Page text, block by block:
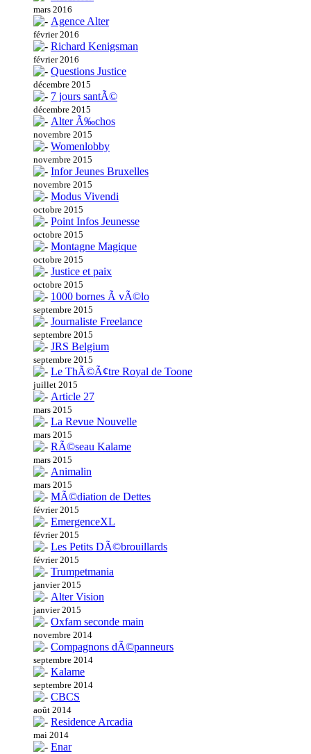
mars 2016
Agence Alter
février 2016
Richard Kenigsman
février 2016
Questions Justice
décembre 2015
7 jours santÃ©
décembre 2015
Alter Ã‰chos
novembre 2015
Womenlobby
novembre 2015
Infor Jeunes Bruxelles
novembre 2015
Modus Vivendi
octobre 2015
Point Infos Jeunesse
octobre 2015
Montagne Magique
octobre 2015
Justice et paix
octobre 2015
1000 bornes Ã vÃ©lo
septembre 2015
Journaliste Freelance
septembre 2015
JRS Belgium
septembre 2015
Le ThÃ©Ã¢tre Royal de Toone
juillet 2015
Article 27
mars 2015
La Revue Nouvelle
mars 2015
RÃ©seau Kalame
mars 2015
Animalin
mars 2015
MÃ©diation de Dettes
février 2015
EmergenceXL
février 2015
Les Petits DÃ©brouillards
février 2015
Trumpetmania
janvier 2015
Alter Vision
janvier 2015
Oxfam seconde main
novembre 2014
Compagnons dÃ©panneurs
septembre 2014
Kalame
septembre 2014
CBCS
août 2014
Residence Arcadia
mai 2014
Enar